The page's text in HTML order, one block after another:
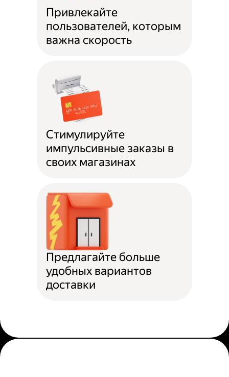
Привлекайте
пользователей, которым
важна скорость
Стимулируйте
импульсивные заказы в
своих магазинах
Предлагайте больше
удобных вариантов
доставки